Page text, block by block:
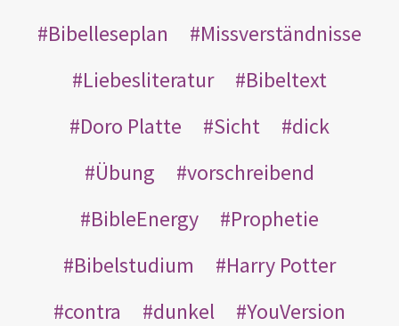
Bibelleseplan
Missverständnisse
Liebesliteratur
Bibeltext
Doro Platte
Sicht
dick
Übung
vorschreibend
BibleEnergy
Prophetie
Bibelstudium
Harry Potter
contra
dunkel
YouVersion